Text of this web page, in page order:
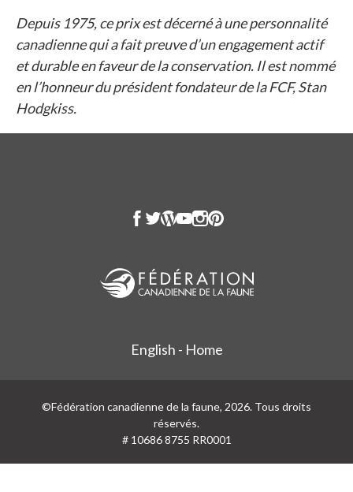
Depuis 1975, ce prix est décerné à une personnalité
canadienne qui a fait preuve d’un engagement actif
et durable en faveur de la conservation. Il est nommé
en l’honneur du président fondateur de la FCF, Stan
Hodgkiss.
English - Home
©Fédération canadienne de la faune, 2026. Tous droits
réservés.
# 10686 8755 RR0001